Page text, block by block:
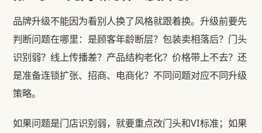
品牌升级不能因为看别人换了风格就跟着换。升级前要先
判断问题在哪里：是顾客年龄断层？包装卖相落后？门头
识别弱？线上传播差？产品结构老化？价格带上不去？还
是准备连锁扩张、招商、电商化？不同问题对应不同升级
策略。
如果问题是门店识别弱，就要重点改门头和VI标准；如果